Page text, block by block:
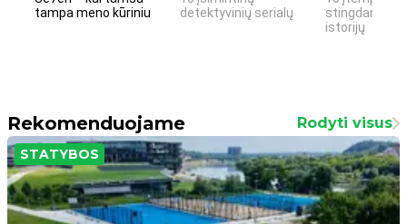
tampa meno kūriniu
detektyvinių serialų
stingdančių
istorijų
Rekomenduojame Rodyti visus
STATYBOS